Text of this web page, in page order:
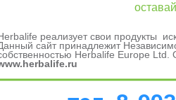
водного баланса
больше о
реализует свои продукты
сайт принадлежит
Herbalife Europe